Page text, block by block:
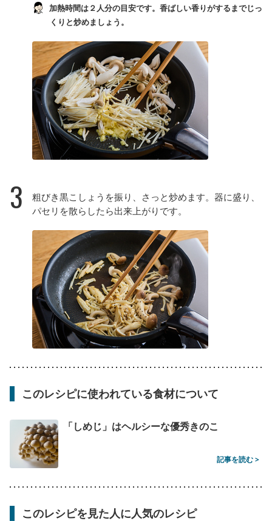
加熱時間は２人分の目安です。香ばしい香りがするまでじっ
くりと炒めましょう。
3
粗びき黒こしょうを振り、さっと炒めます。器に盛り、
パセリを散らしたら出来上がりです。
このレシピに使われている食材について
「しめじ」はヘルシーな優秀きのこ
記事を読む >
このレシピを見た人に人気のレシピ